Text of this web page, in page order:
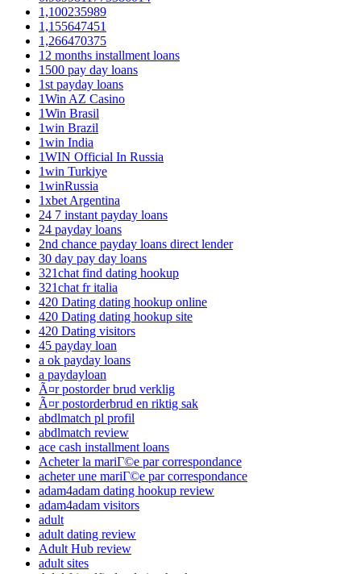
1,100235989
1,155647451
1,266470375
12 months installment loans
1500 pay day loans
1st payday loans
1Win AZ Casino
1Win Brasil
1win Brazil
1win India
1WIN Official In Russia
1win Turkiye
1winRussia
1xbet Argentina
24 7 instant payday loans
24 payday loans
2nd chance payday loans direct lender
30 day pay day loans
321chat find dating hookup
321chat fr italia
420 Dating dating hookup online
420 Dating dating hookup site
420 Dating visitors
45 payday loan
a ok payday loans
a paydayloan
Ã¤r postorder brud verklig
Ã¤r postorderbrud en riktig sak
abdlmatch pl profil
abdlmatch review
ace cash installment loans
Acheter la mariГ©e par correspondance
acheter une mariГ©e par correspondance
adam4adam dating hookup review
adam4adam visitors
adult
adult dating review
Adult Hub review
adult sites